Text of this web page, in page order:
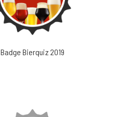
Badge Bierquiz 2019